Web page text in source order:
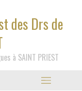
des Drs de
à SAINT PRIEST